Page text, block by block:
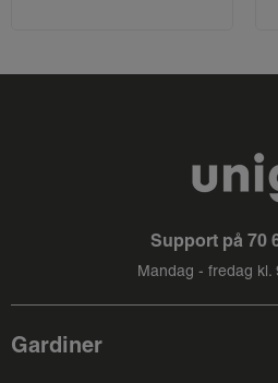
Support på 70
Mandag - fredag kl.
Gardiner